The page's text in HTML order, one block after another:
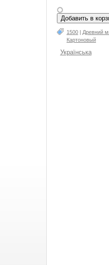
1500
Древний
Картоновый
Українська